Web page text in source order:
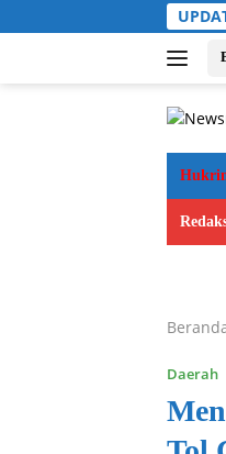
ke
Daerah